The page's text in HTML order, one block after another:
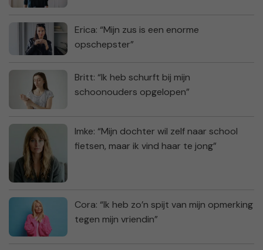
Erica: “Mijn zus is een enorme
opschepster”
Britt: “Ik heb schurft bij mijn
schoonouders opgelopen”
Imke: “Mijn dochter wil zelf naar school
fietsen, maar ik vind haar te jong”
Cora: “Ik heb zo’n spijt van mijn opmerking
tegen mijn vriendin”